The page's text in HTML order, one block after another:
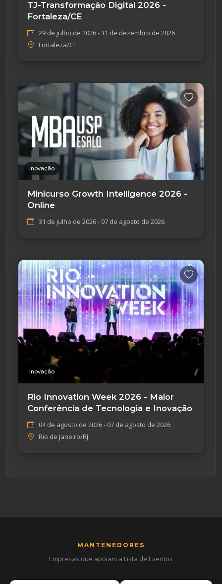
TJ-Transformação Digital 2026 -
Fortaleza/CE
29 de julho de 2026 - 31 de dezembro de 2026
Fortaleza/CE
Inovação
Minicurso Growth Intelligence 2026 -
Online
31 de julho de 2026 - 07 de agosto de 2026
Inovação
Rio Innovation Week 2026 - Maior
Conferência de Tecnologia e Inovação
04 de agosto de 2026 - 07 de agosto de 2026
Rio de Janeiro/RJ
MANTENEDORES
Empresas que apoiam a Lista de Eventos